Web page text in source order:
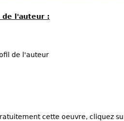
de l'auteur :
de l'auteur
cette oeuvre, cliquez